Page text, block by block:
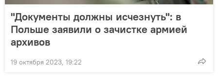
"Документы должны исчезнуть": в
Польше заявили о зачистке армией
архивов
19 октября 2023, 19:22